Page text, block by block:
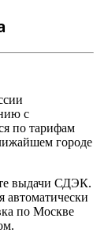
с
по тарифам
городе
выдачи СДЭК.
автоматически
по Москве